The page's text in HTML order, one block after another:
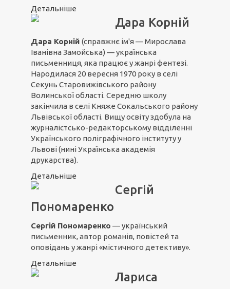
Детальніше
Дара Корній
Дара Корній (справжнє ім'я — Мирослава
Іванівна Замойська) — українська
письменниця, яка працює у жанрі фентезі.
Народилася 20 вересня 1970 року в селі
Секунь Старовижівського району
Волинської області. Середню школу
закінчила в селі Княже Сокальського району
Львівської області. Вищу освіту здобула на
журналістсько-редакторському відділенні
Українського поліграфічного інституту у
Львові (нині Українська академія
друкарства).
Детальніше
Сергій
Пономаренко
Сергій Пономаренко — український
письменник, автор романів, повістей та
оповідань у жанрі «містичного детективу».
Детальніше
Лариса